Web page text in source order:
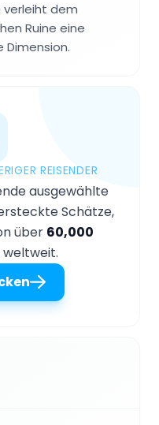
verleiht dem
Ruine eine
Dimension.
REISENDER
ausgewählte
Schätze,
über 60,000
weltweit.